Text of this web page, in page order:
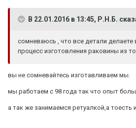
В 22.01.2016 в 13:45, Р.Н.Б.
сомневаюсь , что все детали
процесс изготовления раковины из
вы не сомневайтесь изготавливаем мы.
мы работаем с 98 года так что опыт
а так же занимаемся ретуалкой,а